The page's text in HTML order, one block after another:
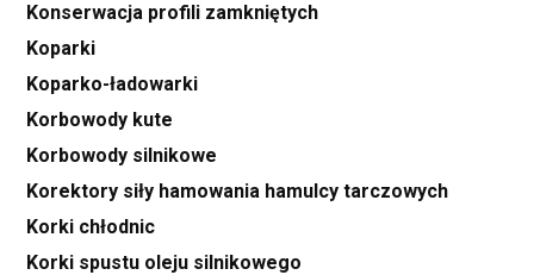
Konserwacja profili zamkniętych
Koparki
Koparko-ładowarki
Korbowody kute
Korbowody silnikowe
Korektory siły hamowania hamulcy tarczowych
Korki chłodnic
Korki spustu oleju silnikowego